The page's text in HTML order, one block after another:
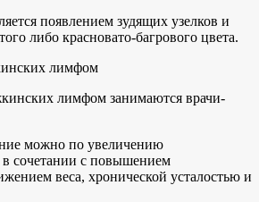
появлением зудящих узелков и
либо красновато-багрового цвета.
лимфом
лимфом занимаются врачи-
можно по увеличению
сочетании с повышением
веса, хронической усталостью и